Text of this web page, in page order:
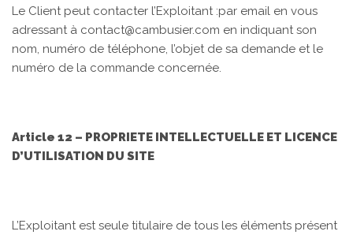
Le Client peut contacter l’Exploitant :par email en vous
adressant à contact@cambusier.com en indiquant son
nom, numéro de téléphone, l’objet de sa demande et le
numéro de la commande concernée.
Article 12 – PROPRIETE INTELLECTUELLE ET LICENCE
D’UTILISATION DU SITE
L’Exploitant est seule titulaire de tous les éléments présent